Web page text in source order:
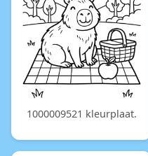
1000009521 kleurplaat.